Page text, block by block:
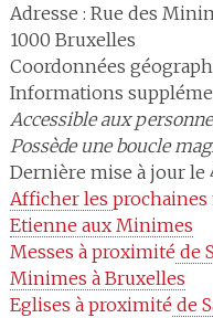
Adresse : Rue des
1000 Bruxelles
Coordonnées
Informations
Accessible aux
Possède une boucle
Dernière mise à jour le
Afficher les prochaines
Etienne aux Minimes
Messes à proximité de
Minimes à Bruxelles
Eglises à proximité de